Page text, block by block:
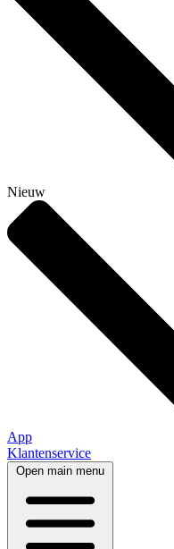
Nieuw
App
Klantenservice
Open main menu